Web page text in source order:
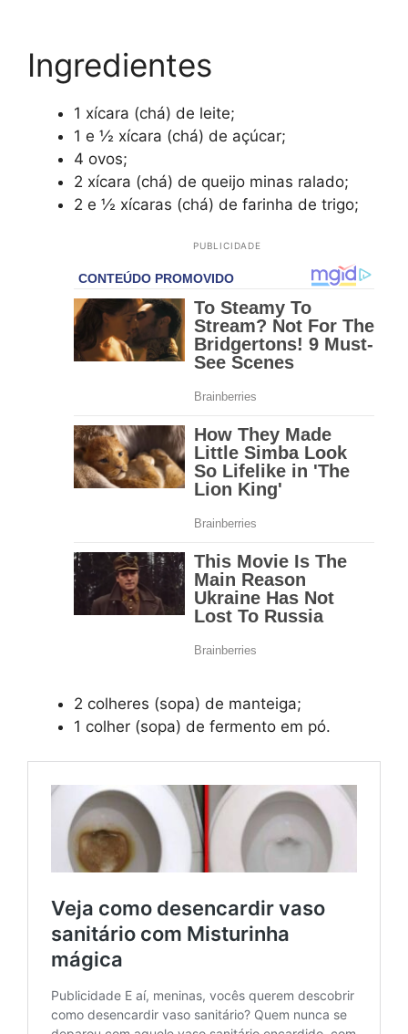
Ingredientes
1 xícara (chá) de leite;
1 e ½ xícara (chá) de açúcar;
4 ovos;
2 xícara (chá) de queijo minas ralado;
2 e ½ xícaras (chá) de farinha de trigo;
PUBLICIDADE
2 colheres (sopa) de manteiga;
1 colher (sopa) de fermento em pó.